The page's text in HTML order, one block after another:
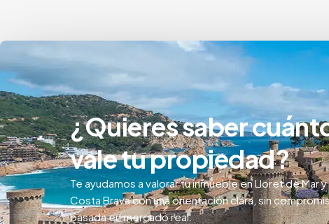
¿Quieres saber
vale tu propiedad?
Te ayudamos a valorar tu inmueble en Lloret de Mar y
Costa Brava con una orientación clara, sin
basada en mercado real.